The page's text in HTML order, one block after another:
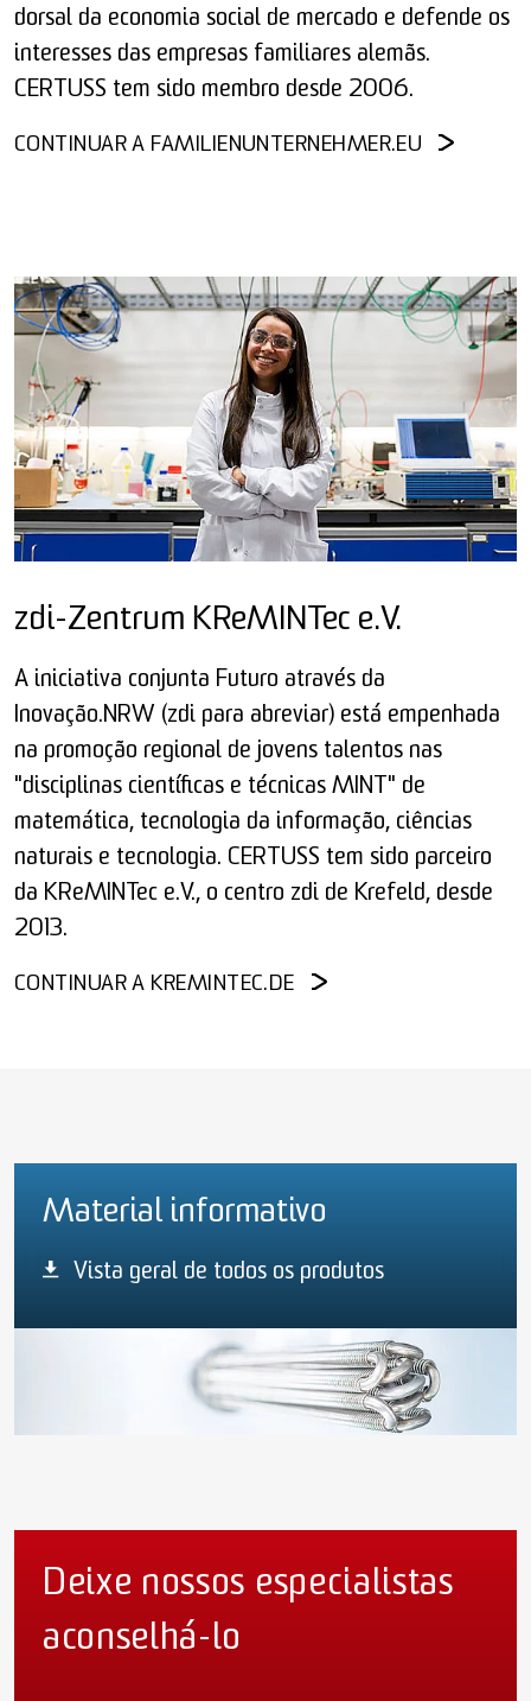
dorsal da economia social de mercado e defende os
interesses das empresas familiares alemãs.
CERTUSS tem sido membro desde 2006.
CONTINUAR A FAMILIENUNTERNEHMER.EU
zdi-Zentrum KReMINTec e.V.
A iniciativa conjunta Futuro através da
Inovação.NRW (zdi para abreviar) está empenhada
na promoção regional de jovens talentos nas
"disciplinas científicas e técnicas MINT" de
matemática, tecnologia da informação, ciências
naturais e tecnologia. CERTUSS tem sido parceiro
da KReMINTec e.V., o centro zdi de Krefeld, desde
2013.
CONTINUAR A KREMINTEC.DE
Material informativo
Vista geral de todos os produtos
Deixe nossos especialistas
aconselhá-lo